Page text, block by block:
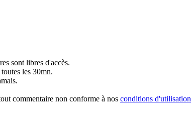
sont libres d'accès.
les 30mn.
commentaire non conforme à nos conditions d'utilisation